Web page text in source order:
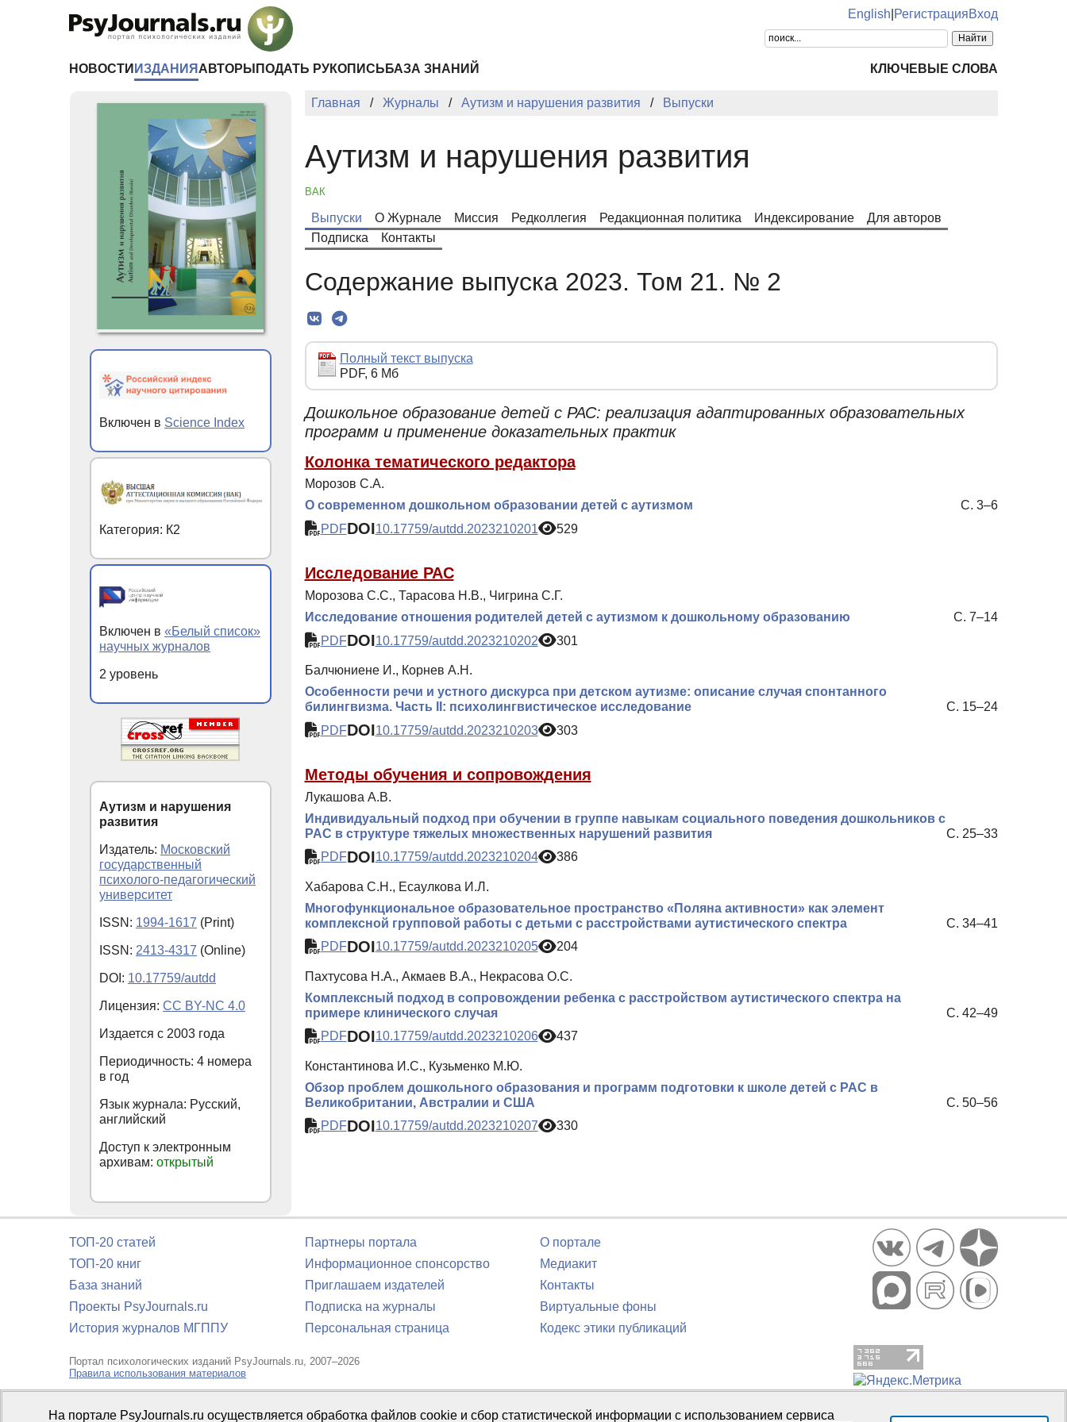
English РегистрацияВход
НОВОСТИ ИЗДАНИЯ АВТОРЫ ПОДАТЬ РУКОПИСЬ БАЗА ЗНАНИЙ КЛЮЧЕВЫЕ СЛОВА
Главная Журналы Аутизм и нарушения развития Выпуски
Аутизм и нарушения развития
ВАК
Выпуски О Журнале Миссия Редколлегия Редакционная политика Индексирование
Для авторов
Подписка
Контакты
Содержание выпуска 2023. Том 21. № 2
Полный текст выпуска
PDF, 6 Мб
Дошкольное образование детей с РАС: реализация адаптированных образовательных
программ и применение доказательных практик
Колонка тематического редактора
Морозов С.А.
О современном дошкольном образовании детей с аутизмом
С. 3–6
PDFDOI10.17759/autdd.2023210201 529
Исследование РАС
Морозова С.С., Тарасова Н.В., Чигрина С.Г.
Исследование отношения родителей детей с аутизмом к дошкольному образованию
С. 7–14
PDFDOI10.17759/autdd.2023210202 301
Балчюниене И., Корнев А.Н.
Особенности речи и устного дискурса при детском аутизме: описание случая спонтанного
билингвизма. Часть II: психолингвистическое исследование
С. 15–24
PDFDOI10.17759/autdd.2023210203 303
Методы обучения и сопровождения
Лукашова А.В.
Индивидуальный подход при обучении в группе навыкам социального поведения дошкольников с
РАС в структуре тяжелых множественных нарушений развития
С. 25–33
PDFDOI10.17759/autdd.2023210204 386
Хабарова С.Н., Есаулкова И.Л.
Многофункциональное образовательное пространство «Поляна активности» как элемент
комплексной групповой работы с детьми с расстройствами аутистического спектра
С. 34–41
PDFDOI10.17759/autdd.2023210205 204
Пахтусова Н.А., Акмаев В.А., Некрасова О.С.
Комплексный подход в сопровождении ребенка с расстройством аутистического спектра на
примере клинического случая
С. 42–49
PDFDOI10.17759/autdd.2023210206 437
Константинова И.С., Кузьменко М.Ю.
Обзор проблем дошкольного образования и программ подготовки к школе детей с РАС в
Великобритании, Австралии и США
С. 50–56
PDFDOI10.17759/autdd.2023210207 330
Включен в Science Index
Категория: К2
Включен в «Белый список»
научных журналов
2 уровень
Аутизм и нарушения
развития
Издатель: Московский
государственный
психолого-педагогический
университет
ISSN: 1994-1617 (Print)
ISSN: 2413-4317 (Online)
DOI: 10.17759/autdd
Лицензия: CC BY-NC 4.0
Издается с 2003 года
Периодичность: 4 номера
в год
Язык журнала: Русский,
английский
Доступ к электронным
архивам: открытый
ТОП-20 статей
ТОП-20 книг
База знаний
Проекты PsyJournals.ru
История журналов МГППУ
Партнеры портала
Информационное спонсорство
Приглашаем издателей
Подписка на журналы
Персональная страница
О портале
Медиакит
Контакты
Виртуальные фоны
Кодекс этики публикаций
Портал психологических изданий PsyJournals.ru, 2007–2026
Правила использования материалов
Свидетельство регистрации СМИЭл № ФС77-66447 от 14 июля 2016 г.
Издатель:ФГБОУ ВО МГППУ
На портале PsyJournals.ru осуществляется обработка файлов cookie и сбор статистической информации с использованием сервиса